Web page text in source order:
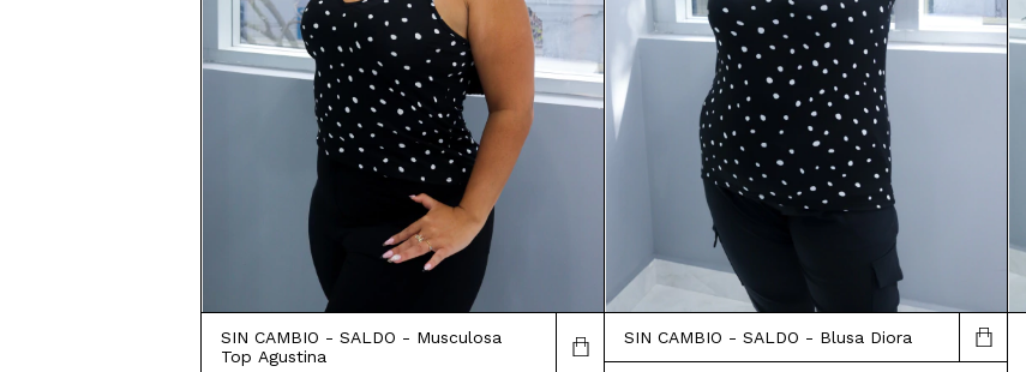
SIN CAMBIO - SALDO - Musculosa
Top Agustina
SIN CAMBIO - SALDO - Blusa Diora